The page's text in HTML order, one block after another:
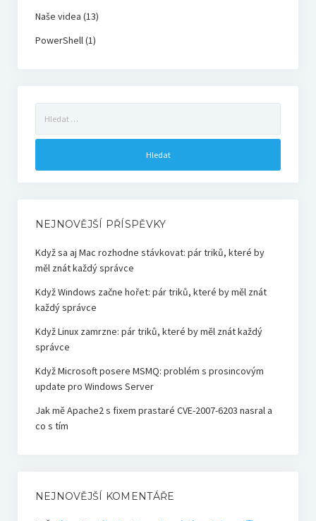
Naše videa (13)
PowerShell(1)
NEJNOVĚJŠÍ PŘÍSPĚVKY
Když sa aj Mac rozhodne stávkovat: pár triků, které by
měl znát každý správce
Když Windows začne hořet: pár triků, které by měl znát
každý správce
Když Linux zamrzne: pár triků, které by měl znát každý
správce
Když Microsoft posere MSMQ: problém s prosincovým
update pro Windows Server
Jak mě Apache2 s fixem prastaré CVE-2007-6203 nasral a
co s tím
NEJNOVĚJŠÍ KOMENTÁŘE